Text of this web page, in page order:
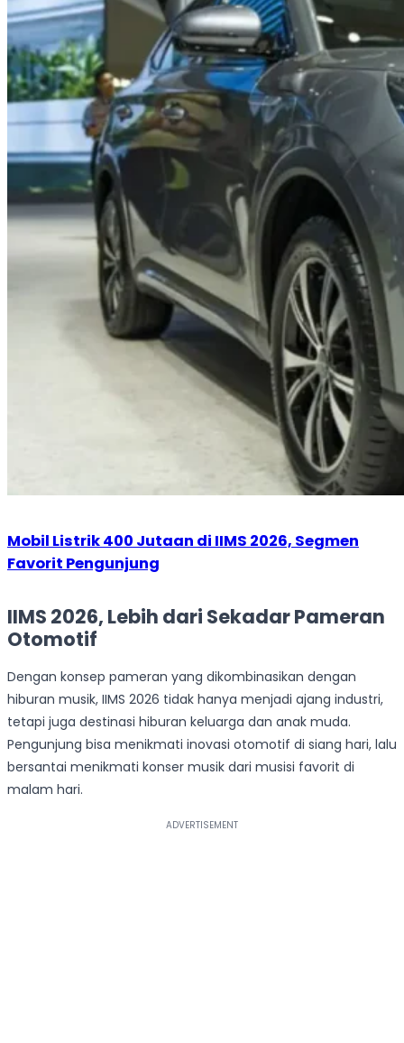
Mobil Listrik 400 Jutaan di IIMS 2026, Segmen
Favorit Pengunjung
IIMS 2026, Lebih dari Sekadar Pameran
Otomotif
Dengan konsep pameran yang dikombinasikan dengan
hiburan musik, IIMS 2026 tidak hanya menjadi ajang industri,
tetapi juga destinasi hiburan keluarga dan anak muda.
Pengunjung bisa menikmati inovasi otomotif di siang hari, lalu
bersantai menikmati konser musik dari musisi favorit di
malam hari.